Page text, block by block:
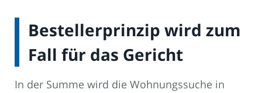
Bestellerprinzip wird zum
Fall für das Gericht
In der Summe wird die Wohnungssuche in